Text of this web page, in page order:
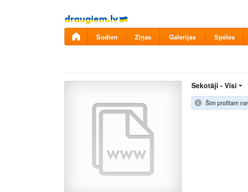
Pāriet
uz
saturu
Šodien Ziņas Galerijas Spēles
Sekotāji - Visi
Šim profilam